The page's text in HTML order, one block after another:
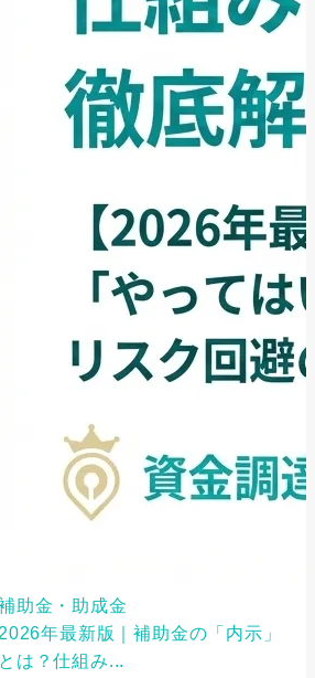
助金・助成金
2026年最新版｜補助金の「内示」
とは？仕組み...